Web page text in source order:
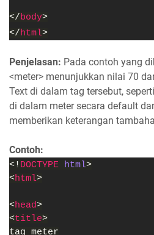
</body>
</html>
Penjelasan: Pada contoh yang
<meter> menunjukkan nilai 70
Text di dalam tag tersebut,
di dalam meter secara default
memberikan keterangan
Contoh:
<! DOCTYPE html>
<html>
<head>
<title>
tag meter